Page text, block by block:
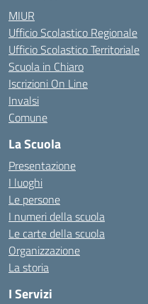
MIUR
Ufficio Scolastico Regionale
Ufficio Scolastico Territoriale
Scuola in Chiaro
Iscrizioni On Line
Invalsi
Comune
La Scuola
Presentazione
I luoghi
Le persone
I numeri della scuola
Le carte della scuola
Organizzazione
La storia
I Servizi